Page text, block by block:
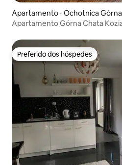
Apartamento ⋅ Ochotnica Górna
Apartamento Górna Chata
Preferido dos hóspedes
Preferido dos hóspedes